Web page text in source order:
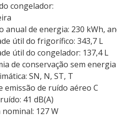
congelador:
anual de energia: 230 kWh,
útil do frigorífico: 343,7 L
útil do congelador: 137,4 L
de conservação sem
SN, N, ST, T
emissão de ruído aéreo C
41 dB(A)
nominal: 127 W